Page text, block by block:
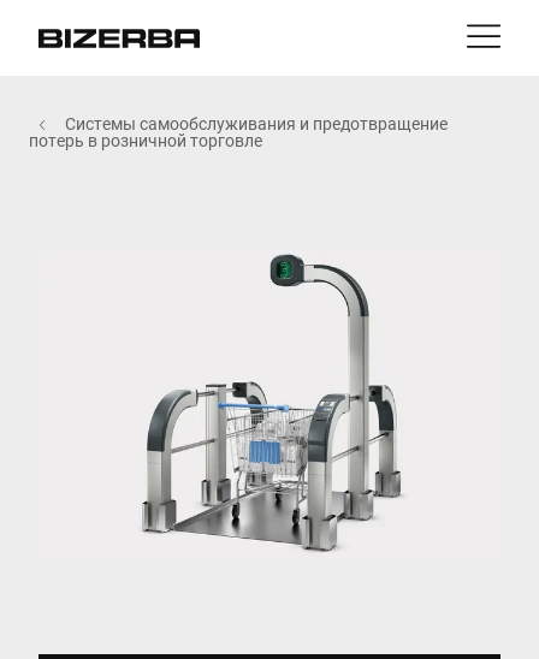
Продукты и решения
Компания
MyBizerba
Системы самообслуживания и предотвращение
потерь в розничной торговле